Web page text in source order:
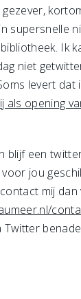
supersnelle
Ik
niet
levert dat
als opening
blijf een
jou
mij dan